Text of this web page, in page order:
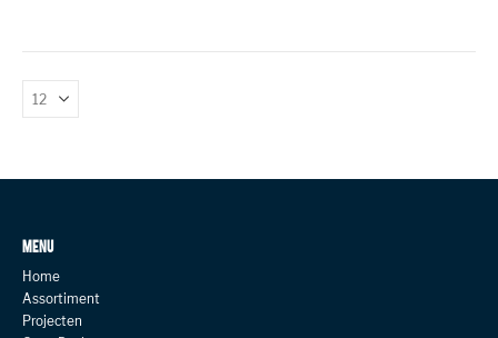
MENU
Home
Assortiment
Projecten